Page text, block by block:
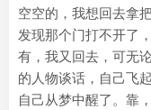
空空的，我想回去拿
发现那个门打不开了
有，我又回去，可无
的人物谈话，自己飞
自己从梦中醒了。靠